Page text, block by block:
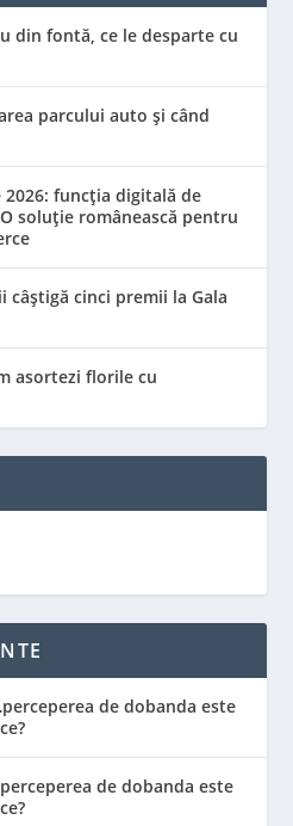
din fontă, ce le desparte cu
parcului auto și când
funcția digitală de
soluție românească pentru
câștigă cinci premii la Gala
asortezi florile cu
de dobanda este
de dobanda este